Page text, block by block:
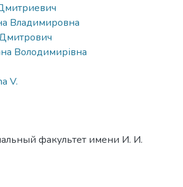
Владимировна
Володимирівна
V.
факультет имени И. И.